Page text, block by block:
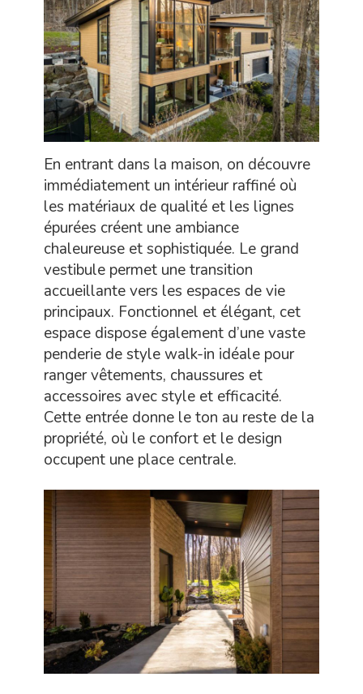
En entrant dans la maison, on découvre
immédiatement un intérieur raffiné où
les matériaux de qualité et les lignes
épurées créent une ambiance
chaleureuse et sophistiquée. Le grand
vestibule permet une transition
accueillante vers les espaces de vie
principaux. Fonctionnel et élégant, cet
espace dispose également d’une vaste
penderie de style walk-in idéale pour
ranger vêtements, chaussures et
accessoires avec style et efficacité.
Cette entrée donne le ton au reste de la
propriété, où le confort et le design
occupent une place centrale.